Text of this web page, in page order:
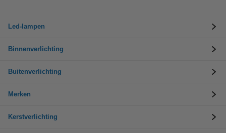
Led-lampen
Binnenverlichting
Buitenverlichting
Merken
Kerstverlichting